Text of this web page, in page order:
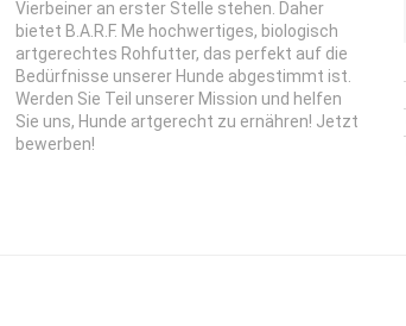
Vierbeiner an erster Stelle stehen. Daher
bietet B.A.R.F. Me hochwertiges, biologisch
artgerechtes Rohfutter, das perfekt auf die
Bedürfnisse unserer Hunde abgestimmt ist.
Werden Sie Teil unserer Mission und helfen
Sie uns, Hunde artgerecht zu ernähren! Jetzt
bewerben!